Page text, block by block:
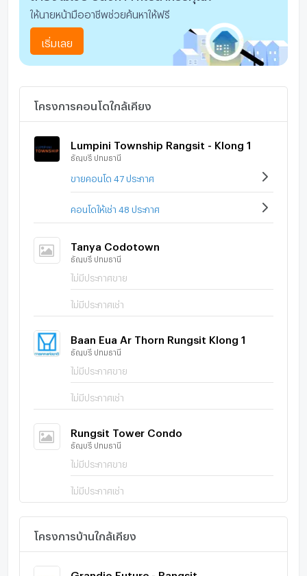
ให้นายหน้ามืออาชีพช่วยค้นหาให้ฟรี
เริ่มเลย
โครงการคอนโดใกล้เคียง
Lumpini Township Rangsit - Klong 1
ธัญบุรี ปทุมธานี
ขายคอนโด 47 ประกาศ
คอนโดให้เช่า 48 ประกาศ
Tanya Codotown
ธัญบุรี ปทุมธานี
ไม่มีประกาศขาย
ไม่มีประกาศเช่า
Baan Eua Ar Thorn Rungsit Klong 1
ธัญบุรี ปทุมธานี
ไม่มีประกาศขาย
ไม่มีประกาศเช่า
Rungsit Tower Condo
ธัญบุรี ปทุมธานี
ไม่มีประกาศขาย
ไม่มีประกาศเช่า
โครงการบ้านใกล้เคียง
Grandio Future - Rangsit